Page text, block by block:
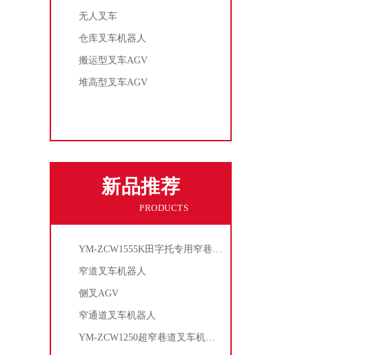
无人叉车
仓库叉车机器人
搬运型叉车AGV
堆高型叉车AGV
新品推荐
PRODUCTS
YM-ZCW1555K田字托专用窄巷道叉车机器人
窄道叉车机器人
侧叉AGV
窄通道叉车机器人
YM-ZCW1250超窄巷道叉车机器人